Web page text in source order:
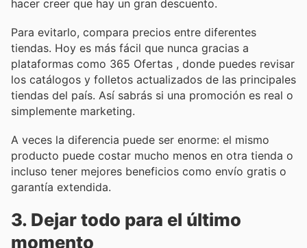
hacer creer que hay un gran descuento.
Para evitarlo, compara precios entre diferentes
tiendas. Hoy es más fácil que nunca gracias a
plataformas como 365 Ofertas , donde puedes revisar
los catálogos y folletos actualizados de las principales
tiendas del país. Así sabrás si una promoción es real o
simplemente marketing.
A veces la diferencia puede ser enorme: el mismo
producto puede costar mucho menos en otra tienda o
incluso tener mejores beneficios como envío gratis o
garantía extendida.
3. Dejar todo para el último
momento